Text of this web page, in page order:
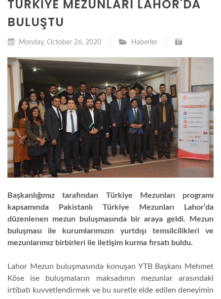
TÜRKIYE MEZUNLARI LAHOR'DA
BULUŞTU
Monday, October 26, 2020 Haberler
Başkanlığımız tarafından Türkiye Mezunları programı
kapsamında Pakistanlı Türkiye Mezunları Lahor’da
düzenlenen mezun buluşmasında bir araya geldi. Mezun
buluşması ile kurumlarımızın yurtdışı temsilcilikleri ve
mezunlarımız birbirleri ile iletişim kurma fırsatı buldu.
Lahor Mezun buluşmasında konuşan YTB Başkanı Mehmet
Köse ise buluşmaların maksadının mezunlar arasındaki
irtibatı kuvvetlendirmek ve bu suretle elde edilen deneyimin